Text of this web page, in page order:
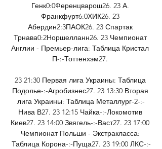
Генк0:0Ференцварош26. 23 А.
Франкфурт6:0ХИК26. 23
Абердин2:3ПАОК26. 23 Спартак
Трнава0:2Норшелланн26. 23 Чемпионат
Англии - Премьер-лига: Таблица Кристал
П-:-Тоттенхэм27.
23 21:30 Первая лига Украины: Таблица
Подолье-:-Агробизнес27. 23 13:30 Вторая
лига Украины: Таблица Металлург-2-:-
Нива В27. 23 12:15 Чайка-:-Локомотив
Киев27. 23 14:00 Звягель-:-Васт27. 23 17:00
Чемпионат Польши - Экстракласса:
Таблица Корона-:-Пуща27. 23 19:00 ЛКС-:-